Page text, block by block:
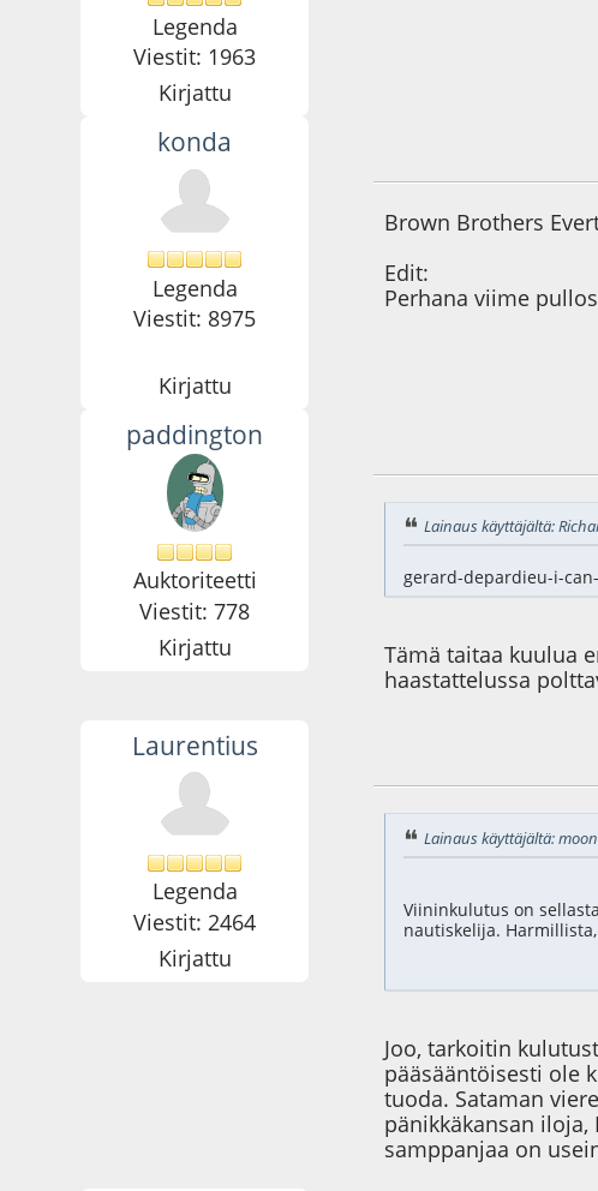
Legenda
Viestit: 1963
Kirjattu
konda
Legenda
Viestit: 8975
Kirjattu
Brown Brothers
Edit:
Perhana viime
paddington
Auktoriteetti
Viestit: 778
Kirjattu
Lainaus käyttäjältä:
gerard-depardieu-i-
Tämä taitaa kuulua
haastattelussa
Laurentius
Legenda
Viestit: 2464
Kirjattu
Lainaus käyttäjältä:
Viininkulutus on
nautiskelija.
Joo, tarkoitin
pääsääntöisesti ole
tuoda. Sataman
pänikkäkansan
samppanjaa on